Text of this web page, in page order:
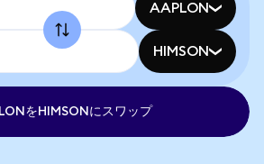
AAPLON
HIMSON
をHIMSONにスワップ